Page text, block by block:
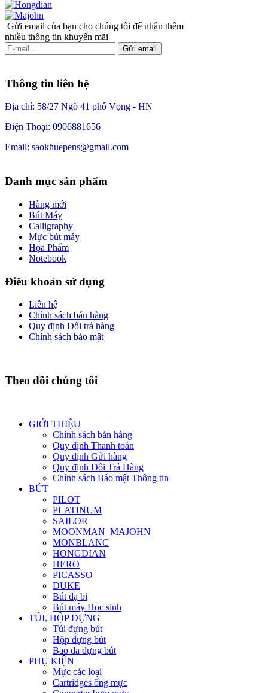
Gửi email của bạn cho chúng tôi để nhận thêm
nhiều thông tin khuyến mãi
Gửi email
Thông tin liên hệ
Địa chỉ: 58/27 Ngõ 41 phố Vọng - HN
Điện Thoại: 0906881656
Email: saokhuepens@gmail.com
Danh mục sản phẩm
Hàng mới
Bút Máy
Calligraphy
Mực bút máy
Họa Phẩm
Notebook
Điều khoản sử dụng
Liên hệ
Chính sách bán hàng
Quy định Đổi trả hàng
Chính sách bảo mật
Theo dõi chúng tôi
GIỚI THIỆU
Chính sách bán hàng
Quy định Thanh toán
Quy định Gửi hàng
Quy định Đổi Trả Hàng
Chính sách Bảo mật Thông tin
BÚT
PILOT
PLATINUM
SAILOR
MOONMAN_MAJOHN
MONBLANC
HONGDIAN
HERO
PICASSO
DUKE
Bút dạ bi
Bút máy Học sinh
TÚI, HỘP ĐỰNG
Túi đựng bút
Hộp đựng bút
Bao da đựng bút
PHỤ KIỆN
Mực các loại
Cartridges ống mực